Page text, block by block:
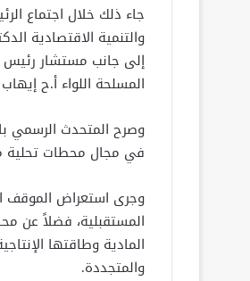
جاء ذلك خلال اجتماع
والتنمية الاقتصادية
إلى جانب مستشار رئيس
المسلحة اللواء أ.ح إيهاب
وصرح المتحدث الرسمي
في مجال محطات تحلية
وجرى استعراض الموقف
المستقبلية، فضلاً عن
المادية وطاقتها
والمتجددة.